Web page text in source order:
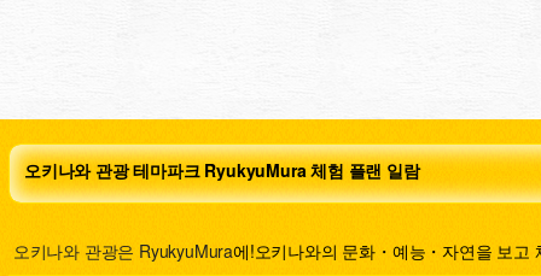
오키나와 관광 테마파크 RyukyuMura 체험 플랜 일람
오키나와 관광은 RyukyuMura에!오키나와의 문화・예능・자연을 보고